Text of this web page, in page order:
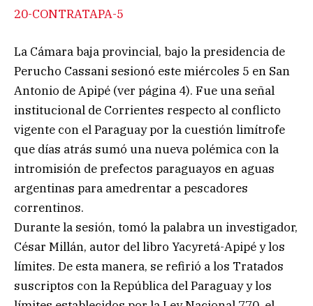
20-CONTRATAPA-5
La Cámara baja provincial, bajo la presidencia de
Perucho Cassani sesionó este miércoles 5 en San
Antonio de Apipé (ver página 4). Fue una señal
institucional de Corrientes respecto al conflicto
vigente con el Paraguay por la cuestión limítrofe
que días atrás sumó una nueva polémica con la
intromisión de prefectos paraguayos en aguas
argentinas para amedrentar a pescadores
correntinos.
Durante la sesión, tomó la palabra un investigador,
César Millán, autor del libro Yacyretá-Apipé y los
límites. De esta manera, se refirió a los Tratados
suscriptos con la República del Paraguay y los